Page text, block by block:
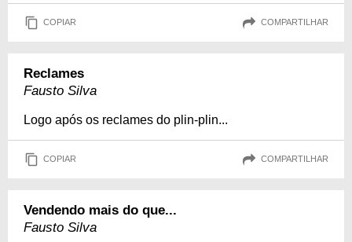
COPIAR COMPARTILHAR
Reclames
Fausto Silva
Logo após os reclames do plin-plin...
COPIAR COMPARTILHAR
Vendendo mais do que...
Fausto Silva